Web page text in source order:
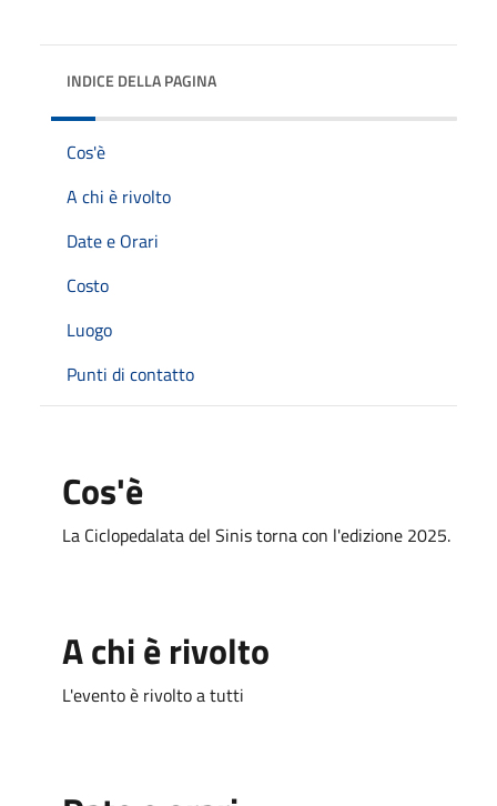
INDICE DELLA PAGINA
Cos'è
A chi è rivolto
Date e Orari
Costo
Luogo
Punti di contatto
Cos'è
La Ciclopedalata del Sinis torna con l'edizione 2025.
A chi è rivolto
L'evento è rivolto a tutti